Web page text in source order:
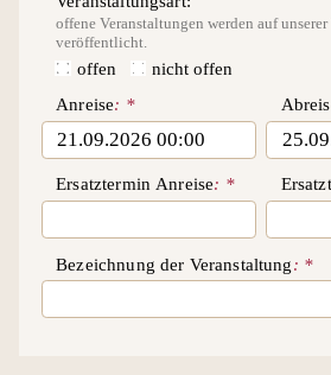
offene Veranstaltungen werden auf
veröffentlicht.
offen
nicht offen
Anreise
Ersatztermin Anreise
Bezeichnung der Veranstaltung